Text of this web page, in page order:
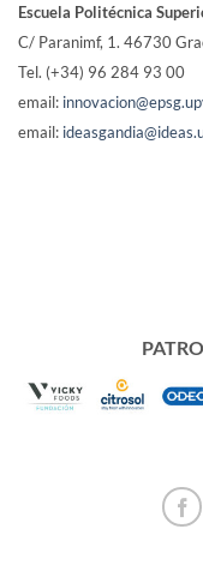
Escuela Politécnica
C/ Paranimf, 1. 46730
Tel. (+34) 96 284 93 00
email:
email: